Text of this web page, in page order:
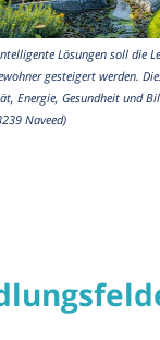
Lösungen soll die
gesteigert werden.
Energie, Gesundheit und
Naveed)